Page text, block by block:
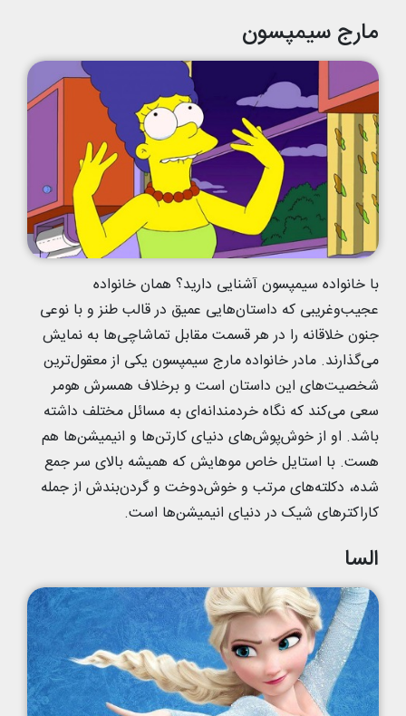
مارج سیمپسون
با خانواده سیمپسون آشنایی دارید؟ همان خانواده
عجیب‌وغریبی که داستان‌هایی عمیق در قالب طنز و با نوعی
جنون خلاقانه را در هر قسمت مقابل تماشاچی‌ها به نمایش
می‌گذارند. مادر خانواده مارج سیمپسون یکی از معقول‌ترین
شخصیت‌های این داستان است و برخلاف همسرش هومر
سعی می‌کند که نگاه خردمندانه‌ای به مسائل مختلف داشته
باشد. او از خوش‌پوش‌های دنیای کارتن‌ها و انیمیشن‌ها هم
هست. با استایل خاص موهایش که همیشه بالای سر جمع
شده، دکلته‌های مرتب و خوش‌دوخت و گردن‌بندش از جمله
کاراکترهای شیک در دنیای انیمیشن‌ها است.
السا